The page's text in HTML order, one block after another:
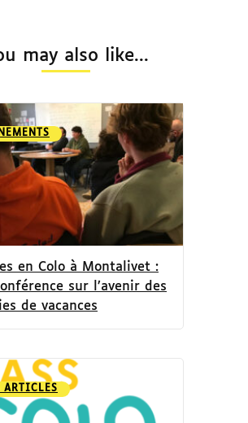
may also like...
en Colo à Montalivet :
sur l’avenir des
de vacances
ARTICLES